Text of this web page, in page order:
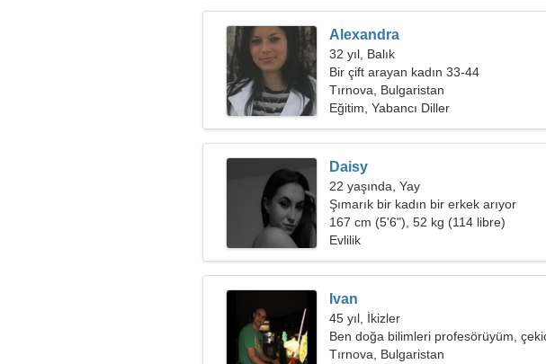
Alexandra
32 yıl, Balık
Bir çift arayan kadın 33-44
Tırnova, Bulgaristan
Eğitim, Yabancı Diller
Daisy
22 yaşında, Yay
Şımarık bir kadın bir erkek arıyor
167 cm (5'6"), 52 kg (114 libre)
Evlilik
Ivan
45 yıl, İkizler
Ben doğa bilimleri profesörüyüm,
kadına ihtiyacım var
Tırnova, Bulgaristan